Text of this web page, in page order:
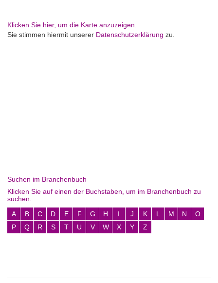
Klicken Sie hier, um die Karte anzuzeigen.
Sie stimmen hiermit unserer Datenschutzerklärung zu.
Suchen im Branchenbuch
Klicken Sie auf einen der Buchstaben, um im Branchenbuch zu
suchen.
A
B C D E F G H I J K L M N
O
P
Q R S T U V W X Y Z